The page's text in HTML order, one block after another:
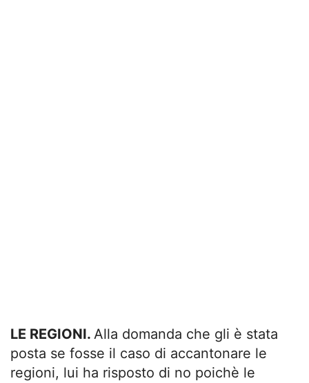
LE REGIONI. Alla domanda che gli è stata
posta se fosse il caso di accantonare le
regioni, lui ha risposto di no poichè le